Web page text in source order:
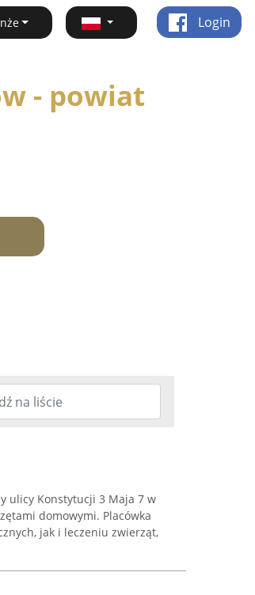
Login
- powiat
ulicy Konstytucji 3 Maja 7 w
domowymi. Placówka
jak i leczeniu zwierząt,